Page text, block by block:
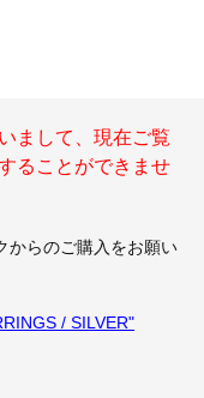
まして、現在ご覧
ることができませ
からのご購入をお願い
/ SILVER"